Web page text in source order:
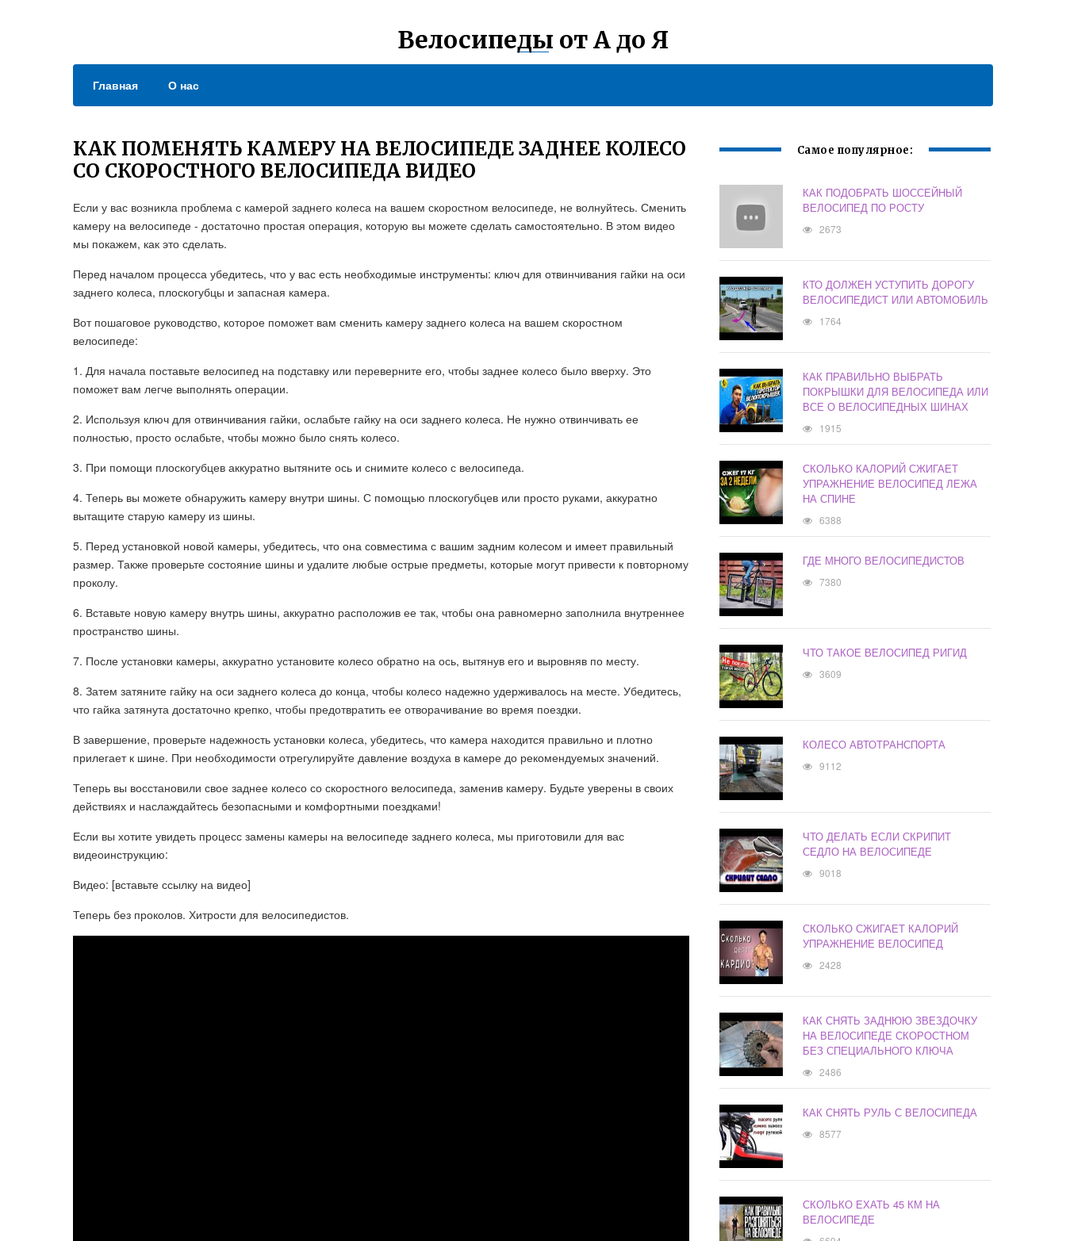
Велосипеды от А до Я
Главная О нас
КАК ПОМЕНЯТЬ КАМЕРУ НА ВЕЛОСИПЕДЕ ЗАДНЕЕ КОЛЕСО
СО СКОРОСТНОГО ВЕЛОСИПЕДА ВИДЕО
Если у вас возникла проблема с камерой заднего колеса на вашем скоростном велосипеде, не волнуйтесь. Сменить
камеру на велосипеде - достаточно простая операция, которую вы можете сделать самостоятельно. В этом видео
мы покажем, как это сделать.
Перед началом процесса убедитесь, что у вас есть необходимые инструменты: ключ для отвинчивания гайки на оси
заднего колеса, плоскогубцы и запасная камера.
Вот пошаговое руководство, которое поможет вам сменить камеру заднего колеса на вашем скоростном
велосипеде:
1. Для начала поставьте велосипед на подставку или переверните его, чтобы заднее колесо было вверху. Это
поможет вам легче выполнять операции.
2. Используя ключ для отвинчивания гайки, ослабьте гайку на оси заднего колеса. Не нужно отвинчивать ее
полностью, просто ослабьте, чтобы можно было снять колесо.
3. При помощи плоскогубцев аккуратно вытяните ось и снимите колесо с велосипеда.
4. Теперь вы можете обнаружить камеру внутри шины. С помощью плоскогубцев или просто руками, аккуратно
вытащите старую камеру из шины.
5. Перед установкой новой камеры, убедитесь, что она совместима с вашим задним колесом и имеет правильный
размер. Также проверьте состояние шины и удалите любые острые предметы, которые могут привести к повторному
проколу.
6. Вставьте новую камеру внутрь шины, аккуратно расположив ее так, чтобы она равномерно заполнила внутреннее
пространство шины.
7. После установки камеры, аккуратно установите колесо обратно на ось, вытянув его и выровняв по месту.
8. Затем затяните гайку на оси заднего колеса до конца, чтобы колесо надежно удерживалось на месте. Убедитесь,
что гайка затянута достаточно крепко, чтобы предотвратить ее отворачивание во время поездки.
В завершение, проверьте надежность установки колеса, убедитесь, что камера находится правильно и плотно
прилегает к шине. При необходимости отрегулируйте давление воздуха в камере до рекомендуемых значений.
Теперь вы восстановили свое заднее колесо со скоростного велосипеда, заменив камеру. Будьте уверены в своих
действиях и наслаждайтесь безопасными и комфортными поездками!
Если вы хотите увидеть процесс замены камеры на велосипеде заднего колеса, мы приготовили для вас
видеоинструкцию:
Видео: [вставьте ссылку на видео]
Теперь без проколов. Хитрости для велосипедистов.
Самое популярное:
КАК ПОДОБРАТЬ ШОССЕЙНЫЙ
ВЕЛОСИПЕД ПО РОСТУ
2673
КТО ДОЛЖЕН УСТУПИТЬ ДОРОГУ
ВЕЛОСИПЕДИСТ ИЛИ АВТОМОБИЛЬ
1764
КАК ПРАВИЛЬНО ВЫБРАТЬ
ПОКРЫШКИ ДЛЯ ВЕЛОСИПЕДА ИЛИ
ВСЕ О ВЕЛОСИПЕДНЫХ ШИНАХ
1915
СКОЛЬКО КАЛОРИЙ СЖИГАЕТ
УПРАЖНЕНИЕ ВЕЛОСИПЕД ЛЕЖА
НА СПИНЕ
6388
ГДЕ МНОГО ВЕЛОСИПЕДИСТОВ
7380
ЧТО ТАКОЕ ВЕЛОСИПЕД РИГИД
3609
КОЛЕСО АВТОТРАНСПОРТА
9112
ЧТО ДЕЛАТЬ ЕСЛИ СКРИПИТ
СЕДЛО НА ВЕЛОСИПЕДЕ
9018
СКОЛЬКО СЖИГАЕТ КАЛОРИЙ
УПРАЖНЕНИЕ ВЕЛОСИПЕД
2428
КАК СНЯТЬ ЗАДНЮЮ ЗВЕЗДОЧКУ
НА ВЕЛОСИПЕДЕ СКОРОСТНОМ
БЕЗ СПЕЦИАЛЬНОГО КЛЮЧА
2486
КАК СНЯТЬ РУЛЬ С ВЕЛОСИПЕДА
8577
СКОЛЬКО ЕХАТЬ 45 КМ НА
ВЕЛОСИПЕДЕ